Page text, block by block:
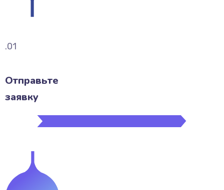
.01
Отправьте
заявку